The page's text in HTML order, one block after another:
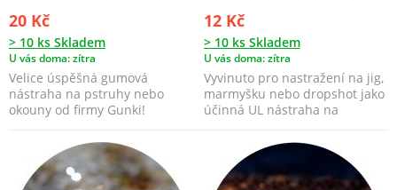
20 Kč
> 10 ks Skladem
U vás doma: zítra
Velice úspěšná gumová
nástraha na pstruhy nebo
okouny od firmy Gunki!
12 Kč
> 10 ks Skladem
U vás doma: zítra
Vyvinuto pro nastražení na jig,
marmyšku nebo dropshot jako
účinná UL nástraha na